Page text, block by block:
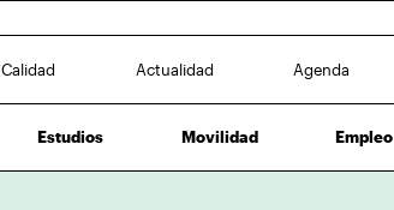
Calidad Actualidad Agenda
Estudios Movilidad Empleo